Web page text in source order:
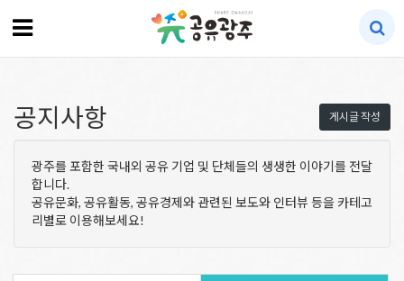
게시글 작성
공지사항
광주를 포함한 국내외 공유 기업 및 단체들의 생생한 이야기를 전달
합니다.
공유문화, 공유활동, 공유경제와 관련된 보도와 인터뷰 등을 카테고
리별로 이용해보세요!